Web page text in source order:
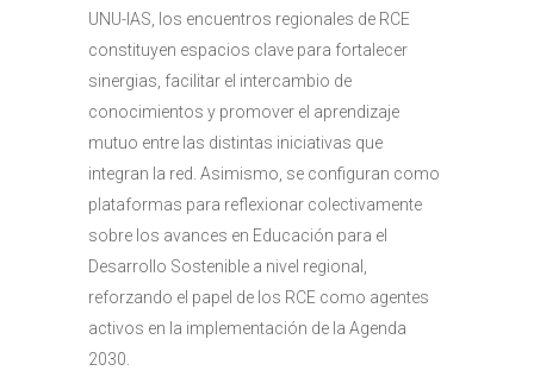
UNU-IAS, los encuentros regionales de RCE
constituyen espacios clave para fortalecer
sinergias, facilitar el intercambio de
conocimientos y promover el aprendizaje
mutuo entre las distintas iniciativas que
integran la red. Asimismo, se configuran como
plataformas para reflexionar colectivamente
sobre los avances en Educación para el
Desarrollo Sostenible a nivel regional,
reforzando el papel de los RCE como agentes
activos en la implementación de la Agenda
2030.